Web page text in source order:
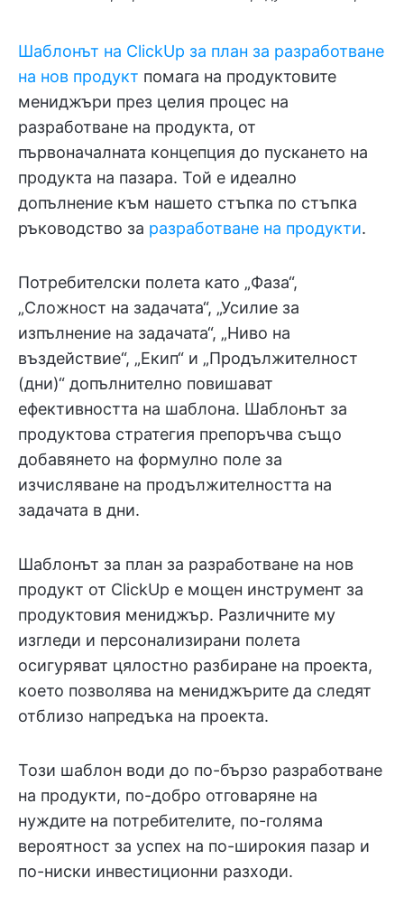
Шаблонът на ClickUp за план за разработване
на нов продукт помага на продуктовите
мениджъри през целия процес на
разработване на продукта, от
първоначалната концепция до пускането на
продукта на пазара. Той е идеално
допълнение към нашето стъпка по стъпка
ръководство за разработване на продукти.
Потребителски полета като „Фаза“,
„Сложност на задачата“, „Усилие за
изпълнение на задачата“, „Ниво на
въздействие“, „Екип“ и „Продължителност
(дни)“ допълнително повишават
ефективността на шаблона. Шаблонът за
продуктова стратегия препоръчва също
добавянето на формулно поле за
изчисляване на продължителността на
задачата в дни.
Шаблонът за план за разработване на нов
продукт от ClickUp е мощен инструмент за
продуктовия мениджър. Различните му
изгледи и персонализирани полета
осигуряват цялостно разбиране на проекта,
което позволява на мениджърите да следят
отблизо напредъка на проекта.
Този шаблон води до по-бързо разработване
на продукти, по-добро отговаряне на
нуждите на потребителите, по-голяма
вероятност за успех на по-широкия пазар и
по-ниски инвестиционни разходи.